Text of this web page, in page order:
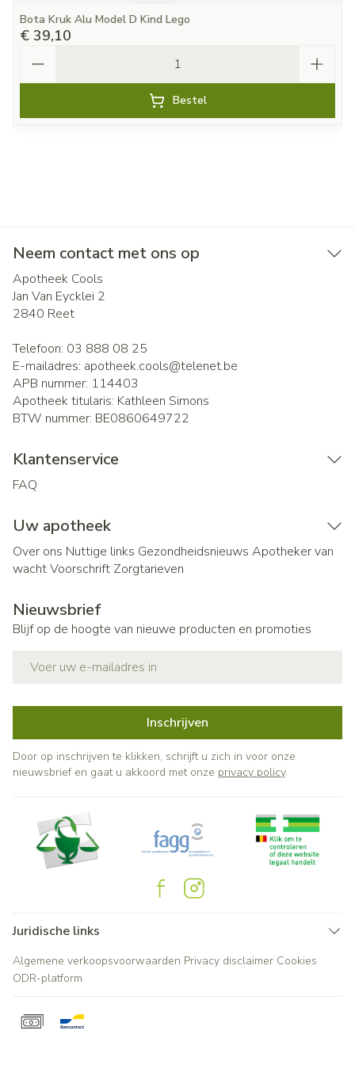
Bota Kruk Alu Model D Kind Lego
€ 39,10
Bestel
Neem contact met ons op
Apotheek Cools
Jan Van Eycklei 2
2840 Reet
Telefoon: 03 888 08 25
E-mailadres: apotheek.cools@telenet.be
APB nummer: 114403
Apotheek titularis: Kathleen Simons
BTW nummer: BE0860649722
Klantenservice
FAQ
Uw apotheek
Over ons Nuttige links Gezondheidsnieuws Apotheker van
wachtVoorschrift Zorgtarieven
Nieuwsbrief
Blijf op de hoogte van nieuwe producten en promoties
Inschrijven
Door op inschrijven te klikken, schrijft u zich in voor onze
nieuwsbrief en gaat u akkoord met onze privacy policy.
Juridische links
Algemene verkoopsvoorwaarden Privacy disclaimer Cookies
ODR-platform